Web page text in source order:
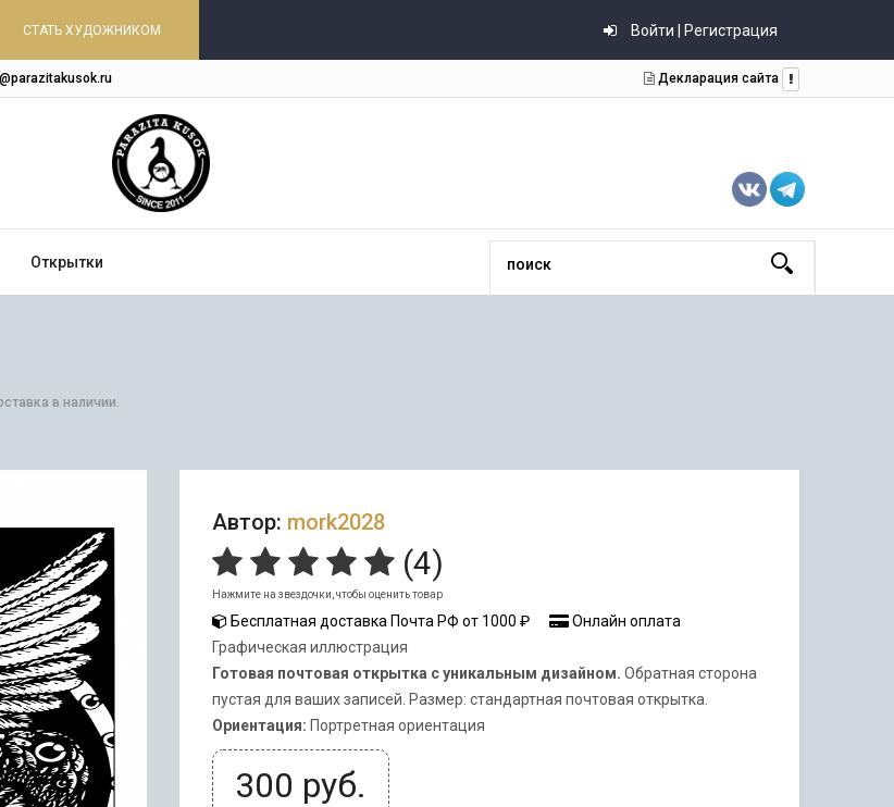
СТАТЬ ХУДОЖНИКОМ Войти | Регистрация
Декларация сайта
Открытки
в наличии.
Автор: mork2028
(4)
Нажмите на звездочки, чтобы оценить товар
Бесплатная доставка Почта РФ от 1000 ₽
Онлайн оплата
Графическая иллюстрация
Готовая почтовая открытка с уникальным дизайном. Обратная сторона
пустая для ваших записей. Размер: стандартная почтовая открытка.
Ориентация: Портретная ориентация
300 руб.